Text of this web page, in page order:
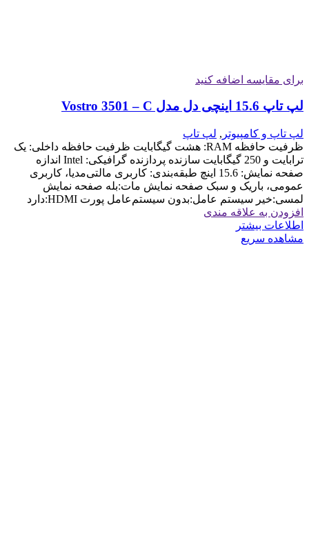
برای مقایسه اضافه کنید
لپ تاپ 15.6 اینچی دل مدل Vostro 3501 – C
لپ تاپ و کامپیوتر , لپ تاپ
ظرفیت حافظه RAM: هشت گیگابایت ظرفیت حافظه داخلی: یک
ترابایت و 250 گیگابایت سازنده پردازنده گرافیکی: Intel اندازه
صفحه نمایش: 15.6 اینچ طبقه‌بندی: کاربری مالتی‌مدیا، کاربری
عمومی، باریک و سبک صفحه نمایش مات:بله صفحه نمایش
لمسی:خیر سیستم عامل:بدون سیستم‌عامل پورت HDMI:دارد
افزودن به علاقه مندی
اطلاعات بیشتر
مشاهده سریع